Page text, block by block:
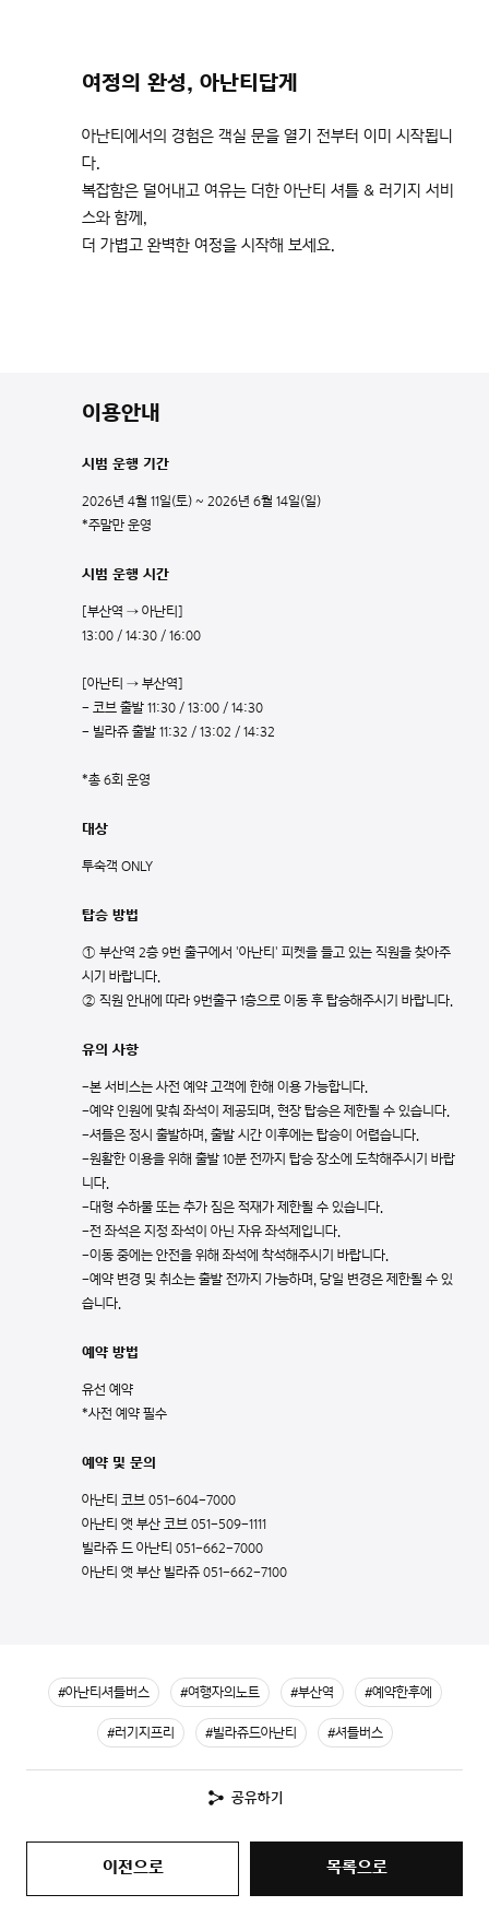
여정의 완성, 아난티답게
아난티에서의 경험은 객실 문을 열기 전부터 이미 시작됩니
다.
복잡함은 덜어내고 여유는 더한 아난티 셔틀 & 러기지 서비
스와 함께,
더 가볍고 완벽한 여정을 시작해 보세요.
이용안내
시범 운행 기간
2026년 4월 11일(토) ~ 2026년 6월 14일(일)
*주말만 운영
시범 운행 시간
[부산역 → 아난티]
13:00 / 14:30 / 16:00
[아난티 → 부산역]
- 코브 출발 11:30 / 13:00 / 14:30
- 빌라쥬 출발 11:32 / 13:02 / 14:32
*총 6회 운영
대상
투숙객 ONLY
탑승 방법
① 부산역 2층 9번 출구에서 '아난티' 피켓을 들고 있는 직원을 찾아주
시기 바랍니다.
② 직원 안내에 따라 9번출구 1층으로 이동 후 탑승해주시기 바랍니다.
유의 사항
-본 서비스는 사전 예약 고객에 한해 이용 가능합니다.
-예약 인원에 맞춰 좌석이 제공되며, 현장 탑승은 제한될 수 있습니다.
-셔틀은 정시 출발하며, 출발 시간 이후에는 탑승이 어렵습니다.
-원활한 이용을 위해 출발 10분 전까지 탑승 장소에 도착해주시기 바랍
니다.
-대형 수하물 또는 추가 짐은 적재가 제한될 수 있습니다.
-전 좌석은 지정 좌석이 아닌 자유 좌석제입니다.
-이동 중에는 안전을 위해 좌석에 착석해주시기 바랍니다.
-예약 변경 및 취소는 출발 전까지 가능하며, 당일 변경은 제한될 수 있
습니다.
예약 방법
유선 예약
*사전 예약 필수
예약 및 문의
아난티 코브051-604-7000
아난티 앳 부산 코브051-509-1111
빌라쥬 드 아난티051-662-7000
아난티 앳 부산 빌라쥬051-662-7100
#아난티셔틀버스 #여행자의노트 #부산역 #예약한후에
#러기지프리 #빌라쥬드아난티 #셔틀버스
공유하기
이전으로 목록으로